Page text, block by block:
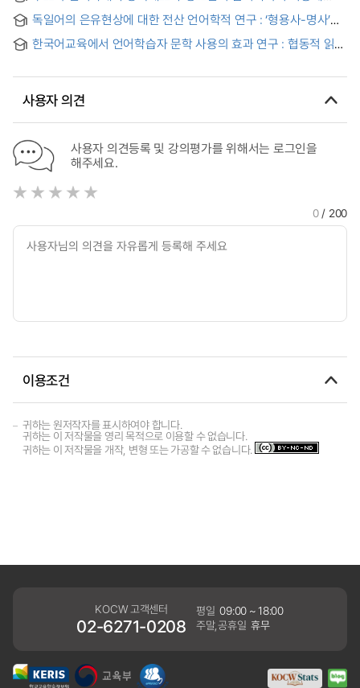
rearing on adolescent children's psychosocial adjustment
독일어의 은유현상에 대한 전산 언어학적 연구 : ‘형용사-명사’
한국어교육에서 언어학습자 문학 사용의 효과 연구 : 협동적 읽기
reading and writing model
사용자 의견
사용자 의견등록 및 강의평가를 위해서는 로그인을
해주세요.
0/ 200
이용조건
귀하는 원저작자를 표시하여야 합니다.
귀하는 이 저작물을 영리 목적으로 이용할 수 없습니다.
귀하는 이 저작물을 개작, 변형 또는 가공할 수 없습니다.
KOCW 고객센터
02-6271-0208
평일 09:00 ~ 18:00
주말,공휴일 휴무